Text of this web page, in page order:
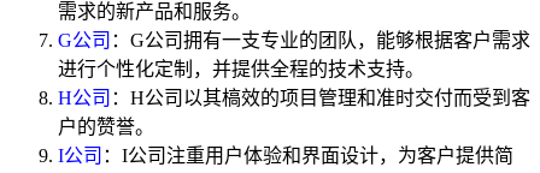
需求的新产品和服务。
G公司 ：G公司拥有一支专业的团队，能够根据客户需求
进行个性化定制，并提供全程的技术支持。
H公司 ：H公司以其槁效的项目管理和准时交付而受到客
户的赞誉。
I公司 ：I公司注重用户体验和界面设计，为客户提供简